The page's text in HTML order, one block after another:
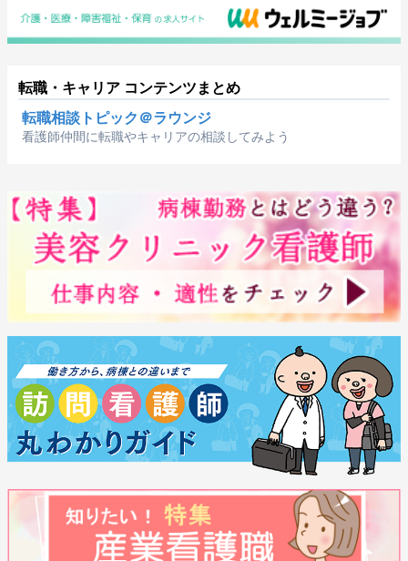
転職・キャリア コンテンツまとめ
転職相談トピック＠ラウンジ
看護師仲間に転職やキャリアの相談してみよう